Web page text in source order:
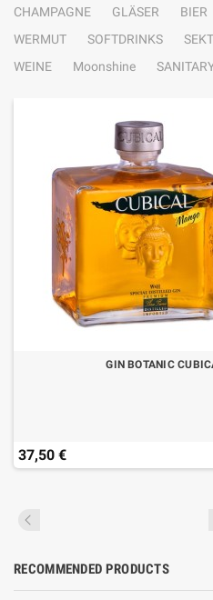
CHAMPAGNE
GLÄSER BIER
WERMUT
SOFTDRINKS
WEINE
Moonshine
GIN BOTANIC
37,50 €
RECOMMENDED PRODUCTS